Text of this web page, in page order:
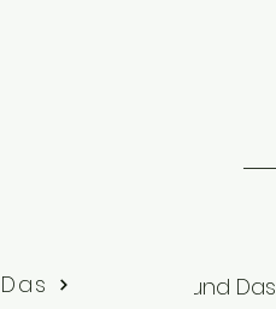
Artikel Dies und Das